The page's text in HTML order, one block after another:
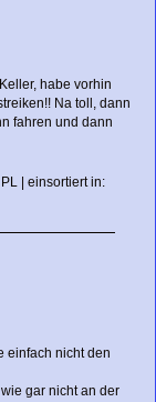
habe vorhin
Na toll, dann
fahren und dann
PL
einsortiert in:
einfach nicht den
gar nicht an der